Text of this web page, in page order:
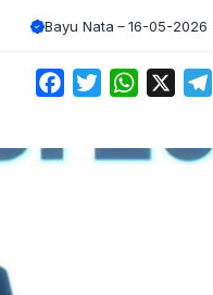
Bayu Nata 16-05-2026
FacebookTwitterWhatsApp